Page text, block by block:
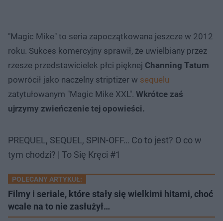
"Magic Mike" to seria zapoczątkowana jeszcze w 2012
roku. Sukces komercyjny sprawił, że uwielbiany przez
rzesze przedstawicielek płci pięknej Channing Tatum
powrócił jako naczelny striptizer w sequelu
zatytułowanym "Magic Mike XXL". Wkrótce zaś
ujrzymy zwieńczenie tej opowieści.
PREQUEL, SEQUEL, SPIN-OFF… Co to jest? O co w
tym chodzi? | To Się Kręci #1
POLECANY ARTYKUŁ:
Filmy i seriale, które stały się wielkimi hitami, choć
wcale na to nie zasłużył…